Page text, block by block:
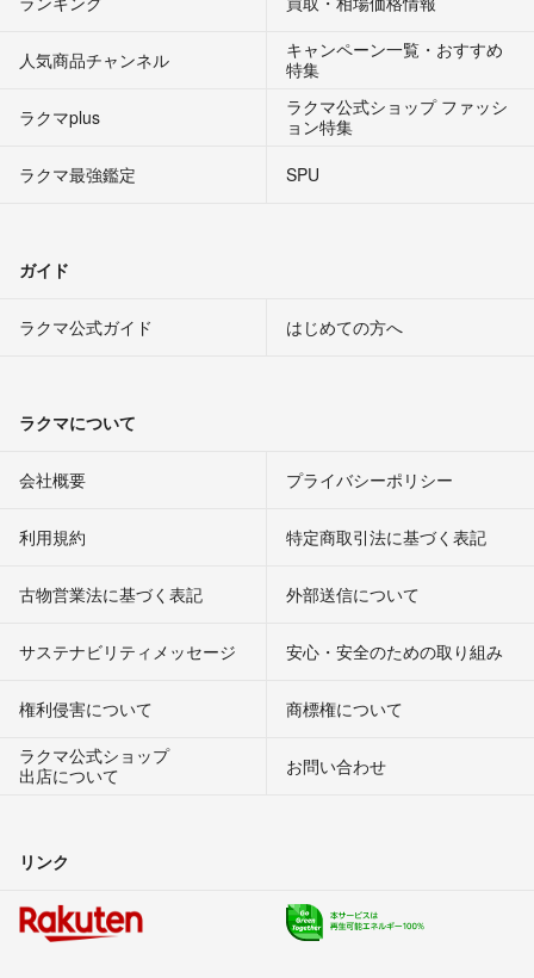
人気商品チャンネル
キャンペーン一覧・おすすめ
特集
ラクマplus
ラクマ公式ショップ ファッシ
ョン特集
ラクマ最強鑑定
SPU
ガイド
ラクマ公式ガイド はじめての方へ
ラクマについて
会社概要 プライバシーポリシー
利用規約 特定商取引法に基づく表記
古物営業法に基づく表記 外部送信について
サステナビリティメッセージ 安心・安全のための取り組み
権利侵害について
商標権について
ラクマ公式ショップ
出店について
お問い合わせ
リンク